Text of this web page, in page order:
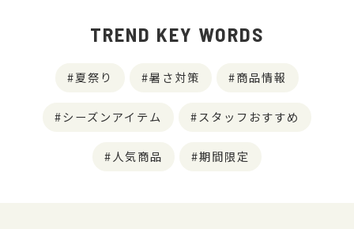
TREND KEY WORDS
夏祭り 暑さ対策 商品情報
シーズンアイテム スタッフおすすめ
人気商品 期間限定